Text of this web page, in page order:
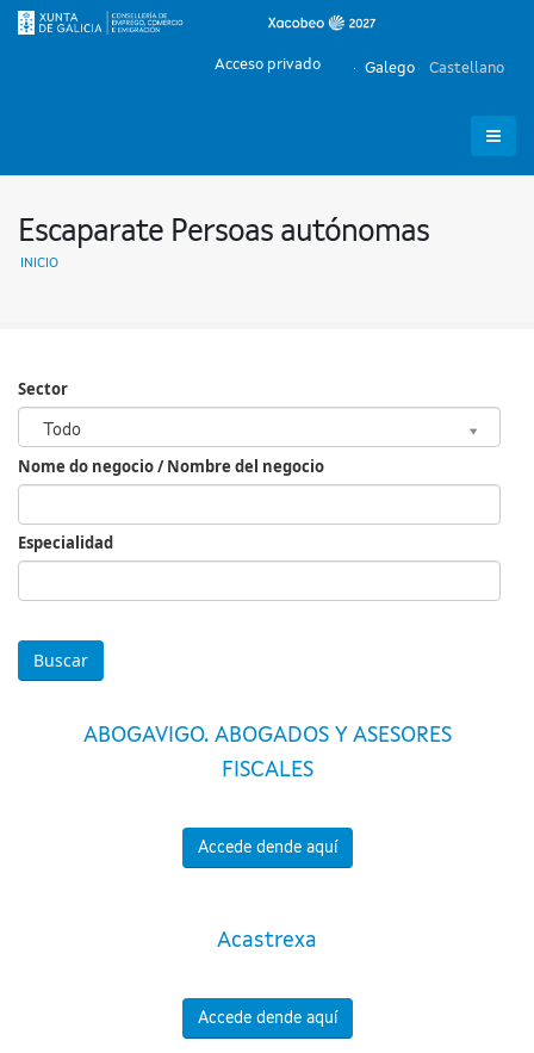
Galego Castellano
Acceso privado
Escaparate Persoas autónomas
INICIO
Sector
Todo
Sector
Nome do negocio / Nombre del negocio
Especialidad
ABOGAVIGO. ABOGADOS Y ASESORES
FISCALES
Accede dende aquí
Acastrexa
Accede dende aquí